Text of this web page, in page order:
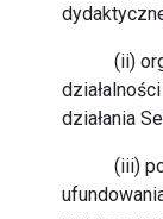
(ii)
działania
(iii)